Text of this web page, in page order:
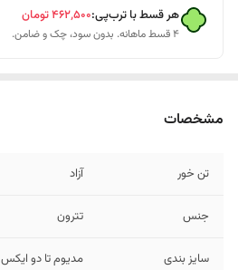
هر قسط با ترب‌پی:۴۶۲٬۵۰۰تومان
۴ قسط ماهانه. بدون سود، چک و ضامن.
مشخصات
تن خور آزاد
جنس تترون
سایز بندی مدیوم تا دو ایکس